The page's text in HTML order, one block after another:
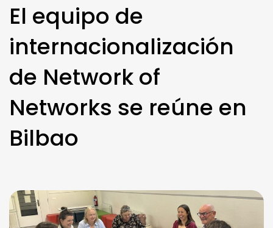
El equipo de
internacionalización
de Network of
Networks se reúne en
Bilbao